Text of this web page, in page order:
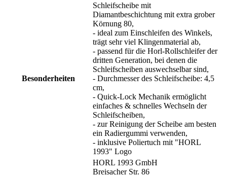
Besonderheiten
Schleifscheibe mit
Diamantbeschichtung mit extra grober
Körnung 80,
- ideal zum Einschleifen des Winkels,
trägt sehr viel Klingenmaterial ab,
- passend für die Horl-Rollschleifer der
dritten Generation, bei denen die
Schleifscheiben auswechselbar sind,
- Durchmesser des Schleifscheibe: 4,5
cm,
- Quick-Lock Mechanik ermöglicht
einfaches & schnelles Wechseln der
Schleifscheiben,
- zur Reinigung der Scheibe am besten
ein Radiergummi verwenden,
- inklusive Poliertuch mit "HORL
1993" Logo
HORL 1993 GmbH
Breisacher Str. 86